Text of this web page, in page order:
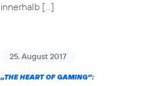
innerhalb […]
25. August 2017
„THE HEART OF GAMING”: